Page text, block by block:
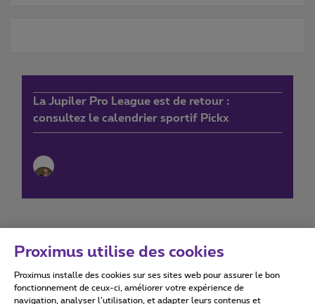
La Jupiler Pro League est de retour :
consultez le calendrier sportif Pickx
Conditions d'utilisation Accessibility statement
Proximus utilise des cookies
Proximus installe des cookies sur ses sites web pour assurer le bon
fonctionnement de ceux-ci, améliorer votre expérience de
navigation, analyser l’utilisation, et adapter leurs contenus et